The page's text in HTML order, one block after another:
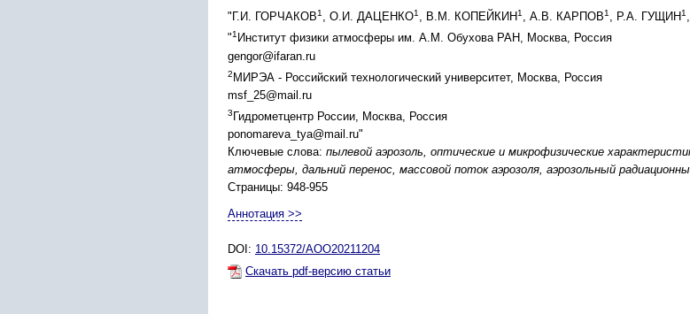
"Г.И. ГОРЧАКОВ1 , О.И. ДАЦЕНКО1 , В.М. КОПЕЙКИН1 , А.В. КАРПОВ1 , Р.А. ГУЩИН1
"1 Институт физики атмосферы им. А.М. Обухова РАН, Москва, Россия
gengor@ifaran.ru
2 МИРЭА - Российский технологический университет, Москва, Россия
msf_25@mail.ru
3 Гидрометцентр России, Москва, Россия
ponomareva_tya@mail.ru"
Ключевые слова: пылевой аэрозоль, оптические и микрофизические
атмосферы, дальний перенос, массовой поток аэрозоля, аэрозольный
Страницы: 948-955
Аннотация >>
DOI: 10.15372/AOO20211204
Скачать pdf-версию статьи